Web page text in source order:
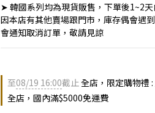
➤ 韓國系列均為現貨販售，下單後1~2
因本店有其他賣場跟門市，庫存偶會遇
會通知取消訂單，敬請見諒
至08/19 16:00截止全店，限定購物禮
全店，國內滿$5000免運費